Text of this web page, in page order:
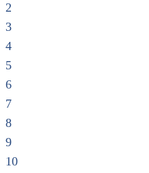
2
3
4
5
6
7
8
9
10